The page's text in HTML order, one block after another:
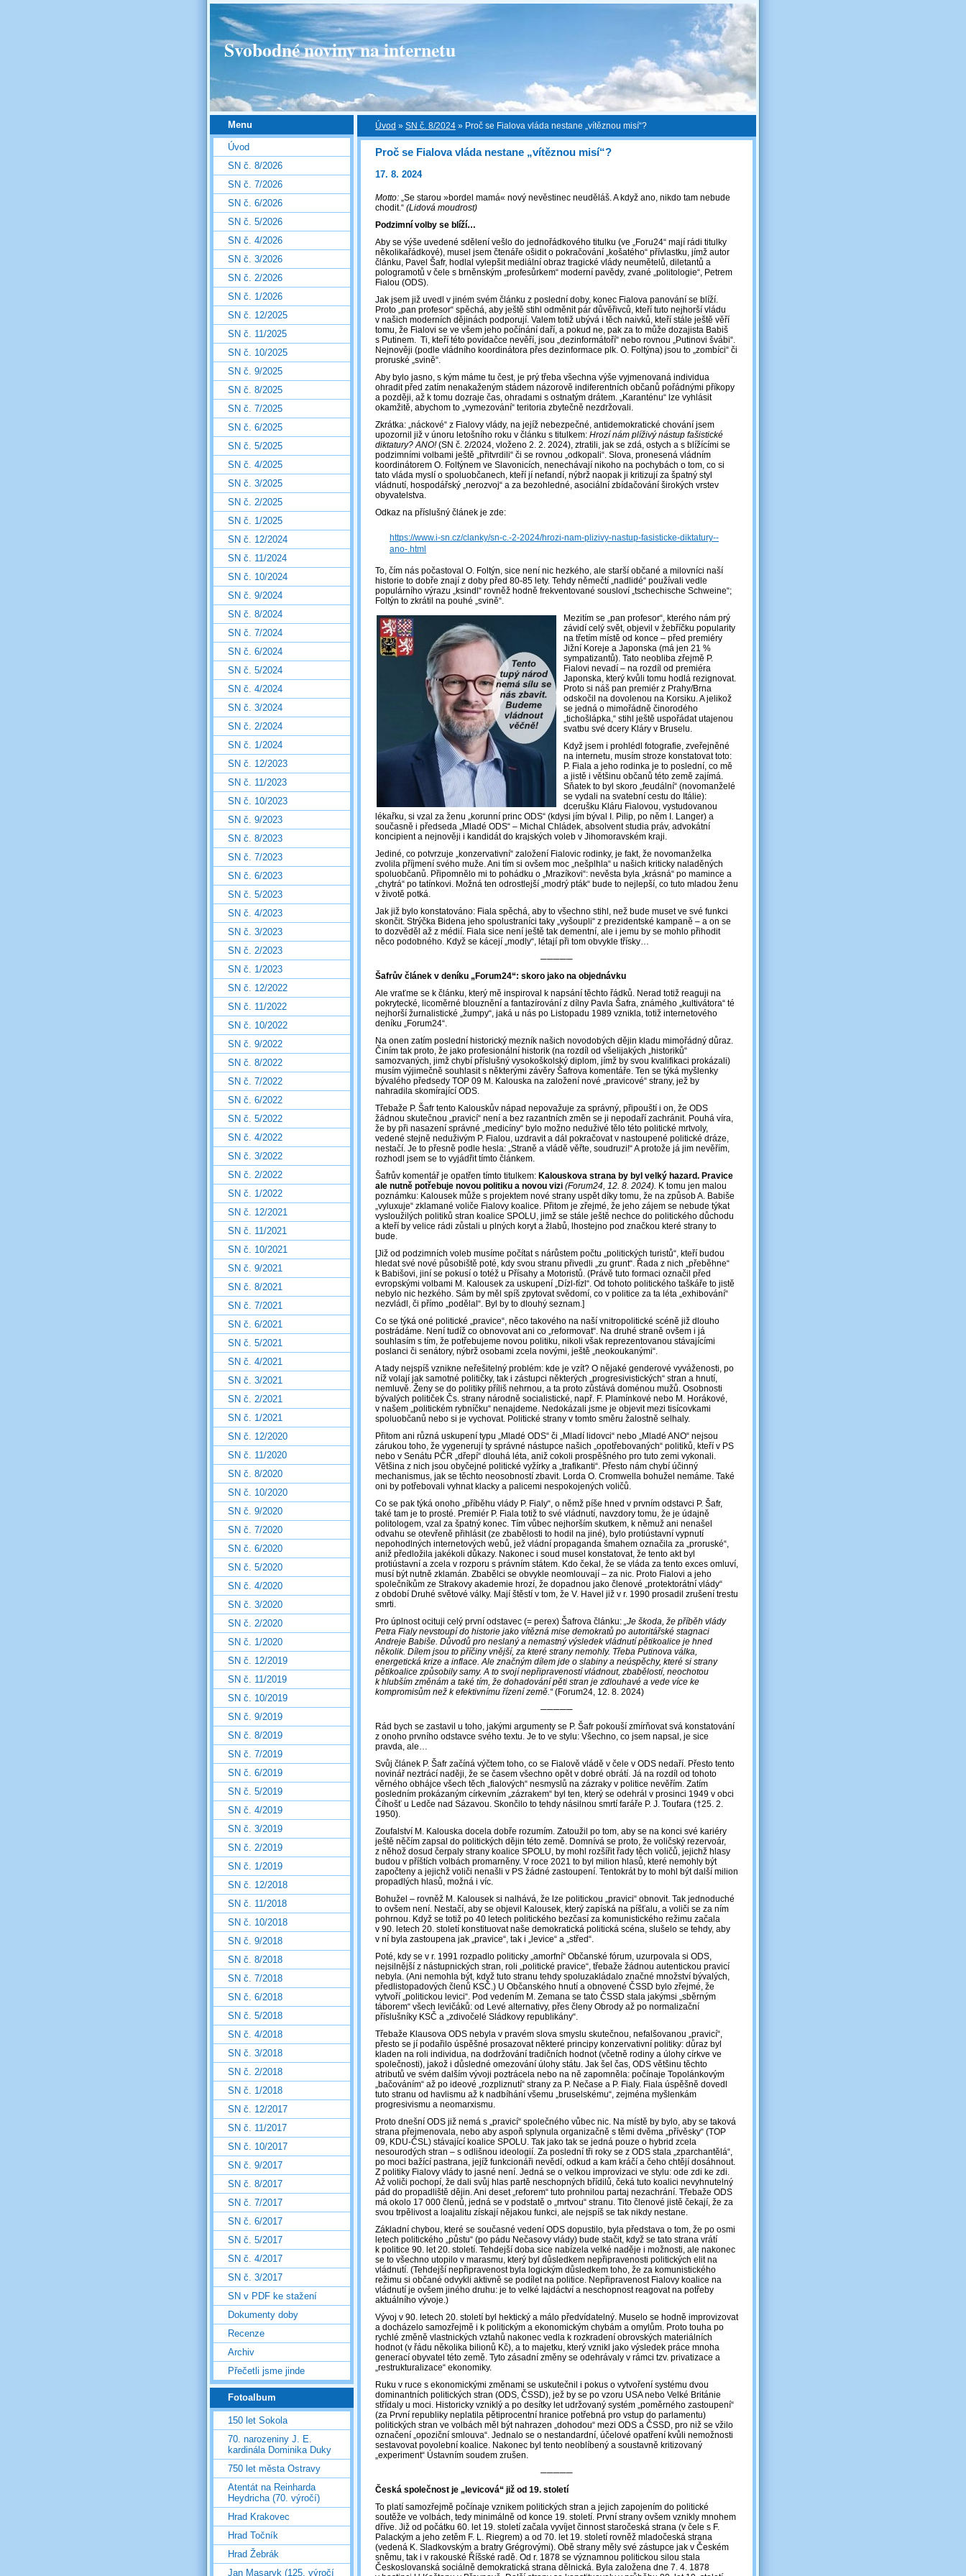
Svobodné noviny na internetu
Úvod » SN č. 8/2024 » Proč se Fialova vláda nestane „vítěznou misí“?
Proč se Fialova vláda nestane „vítěznou misí“?
17. 8. 2024
Motto: „Se starou »bordel mamá« nový nevěstinec neuděláš. A když ano, nikdo tam nebude
chodit.“ (Lidová moudrost)
Podzimní volby se blíží…
Aby se výše uvedené sdělení vešlo do jednořádkového titulku (ve „Foru24“ mají rádi titulky
několikařádkové), musel jsem čtenáře ošidit o pokračování „košatého“ přívlastku, jímž autor
článku, Pavel Šafr, hodlal vylepšit mediální obraz tragické vlády neumětelů, diletantů a
pologramotů v čele s brněnským „profesůrkem“ moderní pavědy, zvané „politologie“, Petrem
Fialou (ODS).
Jak jsem již uvedl v jiném svém článku z poslední doby, konec Fialova panování se blíží.
Proto „pan profesor“ spěchá, aby ještě stihl odměnit pár důvěřivců, kteří tuto nejhorší vládu
v našich moderních dějinách podporují. Valem totiž ubývá i těch naivků, kteří stále ještě věří
tomu, že Fialovi se ve všem jeho počínání daří, a pokud ne, pak za to může dozajista Babiš
s Putinem. Ti, kteří této povídačce nevěří, jsou „dezinformátoří“ nebo rovnou „Putinovi švábi“.
Nejnověji (podle vládního koordinátora přes dezinformace plk. O. Foltýna) jsou to „zombíci“ či
proruské „svině“.
Aby bylo jasno, s kým máme tu čest, je prý třeba všechna výše vyjmenovaná individua
ohradit před zatím nenakaženým stádem názorově indiferentních občanů pořádnými příkopy
a později, až k tomu dozraje čas, ohradami s ostnatým drátem. „Karanténu“ lze vyhlásit
okamžitě, abychom to „vymezování“ teritoria zbytečně nezdržovali.
Zkrátka: „náckové“ z Fialovy vlády, na jejíž nebezpečné, antidemokratické chování jsem
upozornil již v únoru letošního roku v článku s titulkem: Hrozí nám plíživý nástup fašistické
diktatury? ANO!(SN č. 2/2024, vloženo 2. 2. 2024), ztratili, jak se zdá, ostych a s blížícími se
podzimními volbami ještě „přitvrdili“ či se rovnou „odkopali“. Slova, pronesená vládním
koordinátorem O. Foltýnem ve Slavonicích, nenechávají nikoho na pochybách o tom, co si
tato vláda myslí o spoluobčanech, kteří jí nefandí, nýbrž naopak ji kritizují za špatný styl
vládnutí, hospodářský „nerozvoj“ a za bezohledné, asociální zbídačování širokých vrstev
obyvatelstva.
Odkaz na příslušný článek je zde:
https://www.i-sn.cz/clanky/sn-c.-2-2024/hrozi-nam-plizivy-nastup-fasisticke-diktatury--
ano-.html
To, čím nás počastoval O. Foltýn, sice není nic hezkého, ale starší občané a milovníci naší
historie to dobře znají z doby před 80-85 lety. Tehdy němečtí „nadlidé“ používali vedle
populárního výrazu „ksindl“ rovněž hodně frekventované sousloví „tschechische Schweine“;
Foltýn to zkrátil na pouhé „svině“.
Mezitím se „pan profesor“, kterého nám prý
závidí celý svět, objevil v žebříčku popularity
na třetím místě od konce – před premiéry
Jižní Koreje a Japonska (má jen 21 %
sympatizantů). Tato neobliba zřejmě P.
Fialovi nevadí – na rozdíl od premiéra
Japonska, který kvůli tomu hodlá rezignovat.
Proto si náš pan premiér z Prahy/Brna
odskočil na dovolenou na Korsiku. A jelikož
se jedná o mimořádně činorodého
„tichošlápka,“ stihl ještě uspořádat utajenou
svatbu své dcery Kláry v Bruselu.
Když jsem i prohlédl fotografie, zveřejněné
na internetu, musím stroze konstatovat toto:
P. Fiala a jeho rodinka je to poslední, co mě
a jistě i většinu občanů této země zajímá.
Sňatek to byl skoro „feudální“ (novomanželé
se vydali na svatební cestu do Itálie):
dcerušku Kláru Fialovou, vystudovanou
lékařku, si vzal za ženu „korunní princ ODS“ (kdysi jím býval I. Pilip, po něm I. Langer) a
současně i předseda „Mladé ODS“ – Michal Chládek, absolvent studia práv, advokátní
koncipient a nejnověji i kandidát do krajských voleb v Jihomoravském kraji.
Jediné, co potvrzuje „konzervativní“ založení Fialovic rodinky, je fakt, že novomanželka
zvolila příjmení svého muže. Ani tím si ovšem moc „nešplhla“ u našich kriticky naladěných
spoluobčanů. Připomnělo mi to pohádku o „Mrazíkovi“: nevěsta byla „krásná“ po mamince a
„chytrá“ po tatínkovi. Možná ten odrostlejší „modrý pták“ bude to nejlepší, co tuto mladou ženu
v životě potká.
Jak již bylo konstatováno: Fiala spěchá, aby to všechno stihl, než bude muset ve své funkci
skončit. Strýčka Bidena jeho spolustraníci taky „vyšoupli“ z prezidentské kampaně – a on se
to dozvěděl až z médií. Fiala sice není ještě tak dementní, ale i jemu by se mohlo přihodit
něco podobného. Když se kácejí „modly“, létají při tom obvykle třísky…
─────
Šafrův článek v deníku „Forum24“: skoro jako na objednávku
Ale vraťme se k článku, který mě inspiroval k napsání těchto řádků. Nerad totiž reaguji na
pokrytecké, licoměrné blouznění a fantazírování z dílny Pavla Šafra, známého „kultivátora“ té
nejhorší žurnalistické „žumpy“, jaká u nás po Listopadu 1989 vznikla, totiž internetového
deníku „Forum24“.
Na onen zatím poslední historický mezník našich novodobých dějin kladu mimořádný důraz.
Činím tak proto, že jako profesionální historik (na rozdíl od všelijakých „historiků“
samozvaných, jimž chybí příslušný vysokoškolský diplom, jímž by svou kvalifikaci prokázali)
musím výjimečně souhlasit s některými závěry Šafrova komentáře. Ten se týká myšlenky
bývalého předsedy TOP 09 M. Kalouska na založení nové „pravicové“ strany, jež by
nahradila skomírající ODS.
Třebaže P. Šafr tento Kalouskův nápad nepovažuje za správný, připouští i on, že ODS
žádnou skutečnou „pravicí“ není a bez razantních změn se ji nepodaří zachránit. Pouhá víra,
že by při nasazení správné „medicíny“ bylo možno neduživé tělo této politické mrtvoly,
vedené stejně neduživým P. Fialou, uzdravit a dál pokračovat v nastoupené politické dráze,
nestačí. Je to přesně podle hesla: „Straně a vládě věřte, soudruzi!“ A protože já jim nevěřím,
rozhodl jsem se to vyjádřit tímto článkem.
Šafrův komentář je opatřen tímto titulkem: Kalouskova strana by byl velký hazard. Pravice
ale nutně potřebuje novou politiku a novou vizi (Forum24, 12. 8. 2024). K tomu jen malou
poznámku: Kalousek může s projektem nové strany uspět díky tomu, že na způsob A. Babiše
„vyluxuje“ zklamané voliče Fialovy koalice. Přitom je zřejmé, že jeho zájem se nebude týkat
vysloužilých politiků stran koalice SPOLU, jimž se stále ještě nechce do politického důchodu
a kteří by velice rádi zůstali u plných koryt a žlabů, lhostejno pod značkou které strany to
bude.
[Již od podzimních voleb musíme počítat s nárůstem počtu „politických turistů“, kteří budou
hledat své nové působiště poté, kdy svou stranu přivedli „zu grunt“. Řada z nich „přeběhne“
k Babišovi, jiní se pokusí o totéž u Přísahy a Motoristů. (Právě tuto formaci označil před
evropskými volbami M. Kalousek za uskupení „Dízl-fízl“. Od tohoto politického taškáře to jistě
nebylo nic hezkého. Sám by měl spíš zpytovat svědomí, co v politice za ta léta „exhibování“
nezvládl, či přímo „podělal“. Byl by to dlouhý seznam.]
Co se týká oné politické „pravice“, něco takového na naší vnitropolitické scéně již dlouho
postrádáme. Není tudíž co obnovovat ani co „reformovat“. Na druhé straně ovšem i já
souhlasím s tím, že potřebujeme novou politiku, nikoli však reprezentovanou stávajícími
poslanci či senátory, nýbrž osobami zcela novými, ještě „neokoukanými“.
A tady nejspíš vznikne neřešitelný problém: kde je vzít? O nějaké genderové vyváženosti, po
níž volají jak samotné političky, tak i zástupci některých „progresivistických“ stran a hnutí,
nemluvě. Ženy se do politiky příliš nehrnou, a ta proto zůstává doménou mužů. Osobnosti
bývalých političek Čs. strany národně socialistické, např. F. Plamínkové nebo M. Horákové,
v našem „politickém rybníčku“ nenajdeme. Nedokázali jsme je objevit mezi tisícovkami
spoluobčanů nebo si je vychovat. Politické strany v tomto směru žalostně selhaly.
Přitom ani různá uskupení typu „Mladé ODS“ či „Mladí lidovci“ nebo „Mladé ANO“ nejsou
zárukou toho, že vygenerují ty správné nástupce našich „opotřebovaných“ politiků, kteří v PS
nebo v Senátu PČR „dřepí“ dlouhá léta, aniž cokoli prospěšného pro tuto zemi vykonali.
Většina z nich jsou obyčejné politické vyžírky a „trafikanti“. Přesto nám chybí účinný
mechanismus, jak se těchto neosobností zbavit. Lorda O. Cromwella bohužel nemáme. Také
oni by potřebovali vyhnat klacky a palicemi nespokojených voličů.
Co se pak týká onoho „příběhu vlády P. Fialy“, o němž píše hned v prvním odstavci P. Šafr,
také tam je to prosté. Premiér P. Fiala totiž to své vládnutí, navzdory tomu, že je údajně
politologem, vzal za špatný konec. Tím vůbec nejhorším skutkem, k němuž ani nenašel
odvahu se otevřeně přihlásit (ze zbabělosti to hodil na jiné), bylo protiústavní vypnutí
nepohodlných internetových webů, jež vládní propaganda šmahem označila za „proruské“,
aniž předložila jakékoli důkazy. Nakonec i soud musel konstatovat, že tento akt byl
protiústavní a zcela v rozporu s právním státem. Kdo čekal, že se vláda za tento exces omluví,
musí být nutně zklamán. Zbabělci se obvykle neomlouvají – za nic. Proto Fialovi a jeho
společníkům ze Strakovy akademie hrozí, že dopadnou jako členové „protektorátní vlády“
z období Druhé světové války. Mají štěstí v tom, že V. Havel již v r. 1990 prosadil zrušení trestu
smrti.
Pro úplnost ocituji celý první odstavec (= perex) Šafrova článku: „Je škoda, že příběh vlády
Petra Fialy nevstoupí do historie jako vítězná mise demokratů po autoritářské stagnaci
Andreje Babiše. Důvodů pro neslaný a nemastný výsledek vládnutí pětikoalice je hned
několik. Dílem jsou to příčiny vnější, za které strany nemohly. Třeba Putinova válka,
energetická krize a inflace. Ale značným dílem jde o slabiny a neúspěchy, které si strany
pětikoalice způsobily samy. A to svojí nepřipraveností vládnout, zbabělostí, neochotou
k hlubším změnám a také tím, že dohadování pěti stran je zdlouhavé a vede více ke
kompromisům než k efektivnímu řízení země.“(Forum24, 12. 8. 2024)
─────
Rád bych se zastavil u toho, jakými argumenty se P. Šafr pokouší zmírňovat svá konstatování
z onoho prvního odstavce svého textu. Je to ve stylu: Všechno, co jsem napsal, je sice
pravda, ale…
Svůj článek P. Šafr začíná výčtem toho, co se Fialově vládě v čele v ODS nedaří. Přesto tento
novinář neztrácí naději, že se časem všechno opět v dobré obrátí. Já na rozdíl od tohoto
věrného obhájce všech těch „fialových“ nesmyslů na zázraky v politice nevěřím. Zatím
posledním prokázaným církevním „zázrakem“ byl ten, který se odehrál v prosinci 1949 v obci
Číhošť u Ledče nad Sázavou. Skončilo to tehdy násilnou smrtí faráře P. J. Toufara (†25. 2.
1950).
Zoufalství M. Kalouska docela dobře rozumím. Zatoužil po tom, aby se na konci své kariéry
ještě něčím zapsal do politických dějin této země. Domnívá se proto, že voličský rezervoár,
z něhož dosud čerpaly strany koalice SPOLU, by mohl rozšířit řady těch voličů, jejichž hlasy
budou v příštích volbách promarněny. V roce 2021 to byl milion hlasů, které nemohly být
započteny a jejichž voliči nenašli v PS žádné zastoupení. Tentokrát by to mohl být další milion
propadlých hlasů, možná i víc.
Bohužel – rovněž M. Kalousek si nalhává, že lze politickou „pravici“ obnovit. Tak jednoduché
to ovšem není. Nestačí, aby se objevil Kalousek, který zapíská na píšťalu, a voliči se za ním
pohrnou. Když se totiž po 40 letech politického bezčasí za komunistického režimu začala
v 90. letech 20. století konstituovat naše demokratická politická scéna, slušelo se tehdy, aby
v ní byla zastoupena jak „pravice“, tak i „levice“ a „střed“.
Poté, kdy se v r. 1991 rozpadlo politicky „amorfní“ Občanské fórum, uzurpovala si ODS,
nejsilnější z nástupnických stran, roli „politické pravice“, třebaže žádnou autentickou pravicí
nebyla. (Ani nemohla být, když tuto stranu tehdy spoluzakládalo značné množství bývalých,
předlistopadových členů KSČ.) U Občanského hnutí a obnovené ČSSD bylo zřejmé, že
vytvoří „politickou levici“. Pod vedením M. Zemana se tato ČSSD stala jakýmsi „sběrným
táborem“ všech levičáků: od Levé alternativy, přes členy Obrody až po normalizační
příslušníky KSČ a „zdivočelé Sládkovy republikány“.
Třebaže Klausova ODS nebyla v pravém slova smyslu skutečnou, nefalšovanou „pravicí“,
přesto se jí podařilo úspěšné prosazovat některé principy konzervativní politiky: důraz byl
kladen na roli individua, na dodržování tradičních hodnot (včetně rodiny a úlohy církve ve
společnosti), jakož i důsledné omezování úlohy státu. Jak šel čas, ODS většinu těchto
atributů ve svém dalším vývoji poztrácela nebo na ně zapomněla: počínaje Topolánkovým
„bačováním“ až po ideové „rozpliznutí“ strany za P. Nečase a P. Fialy. Fiala úspěšně dovedl
tuto stranu od havlismu až k nadbíhání všemu „bruselskému“, zejména myšlenkám
progresivismu a neomarxismu.
Proto dnešní ODS již nemá s „pravicí“ společného vůbec nic. Na místě by bylo, aby se taková
strana přejmenovala, nebo aby aspoň splynula organizačně s těmi dvěma „přívěsky“ (TOP
09, KDU-ČSL) stávající koalice SPOLU. Tak jako tak se jedná pouze o hybrid zcela
nesourodých stran – s odlišnou ideologií. Za poslední tři roky se z ODS stala „zparchantělá“,
po moci bažící pastrana, jejíž funkcionáři nevědí, odkud a kam kráčí a čeho chtějí dosáhnout.
Z politiky Fialovy vlády to jasné není. Jedná se o velkou improvizaci ve stylu: ode zdi ke zdi.
Až voliči pochopí, že dali svůj hlas partě neschopných břídilů, čeká tuto koalici nevyhnutelný
pád do propadliště dějin. Ani deset „reforem“ tuto prohnilou partaj nezachrání. Třebaže ODS
má okolo 17 000 členů, jedná se v podstatě o „mrtvou“ stranu. Tito členové jistě čekají, že za
svou trpělivost a loajalitu získají nějakou funkci, ale nejspíš se tak nikdy nestane.
Základní chybou, které se současné vedení ODS dopustilo, byla představa o tom, že po osmi
letech politického „půstu“ (po pádu Nečasovy vlády) bude stačit, když se tato strana vrátí
k politice 90. let 20. století. Tehdejší doba sice nabízela velké naděje i možnosti, ale nakonec
se to všechno utopilo v marasmu, který byl důsledkem nepřipravenosti politických elit na
vládnutí. (Tehdejší nepřipravenost byla logickým důsledkem toho, že za komunistického
režimu si občané odvykli aktivně se podílet na politice. Nepřipravenost Fialovy koalice na
vládnutí je ovšem jiného druhu: je to velké lajdáctví a neschopnost reagovat na potřeby
aktuálního vývoje.)
Vývoj v 90. letech 20. století byl hektický a málo předvídatelný. Muselo se hodně improvizovat
a docházelo samozřejmě i k politickým a ekonomickým chybám a omylům. Proto touha po
rychlé změně vlastnických vztahů nakonec vedla k rozkradení obrovských materiálních
hodnot (v řádu několika bilionů Kč), a to majetku, který vznikl jako výsledek práce mnoha
generací obyvatel této země. Tyto zásadní změny se odehrávaly v rámci tzv. privatizace a
„restrukturalizace“ ekonomiky.
Ruku v ruce s ekonomickými změnami se uskutečnil i pokus o vytvoření systému dvou
dominantních politických stran (ODS, ČSSD), jež by se po vzoru USA nebo Velké Británie
střídaly u moci. Historicky vzniklý a po desítky let udržovaný systém „poměrného zastoupení“
(za První republiky neplatila pětiprocentní hranice potřebná pro vstup do parlamentu)
politických stran ve volbách měl být nahrazen „dohodou“ mezi ODS a ČSSD, pro niž se vžilo
označení „opoziční smlouva“. Jednalo se o nestandardní, účelové opatření kvůli nemožnosti
sestavovat povolební koalice. Nakonec byl tento neoblíbený a soustavně kritizovaný
„experiment“ Ústavním soudem zrušen.
─────
Česká společnost je „levicová“ již od 19. století
To platí samozřejmě počínaje vznikem politických stran a jejich zapojením do politické
soutěže ve volbách, tedy minimálně od konce 19. století. První strany ovšem vznikly mnohem
dříve. Již od počátku 60. let 19. století začala vyvíjet činnost staročeská strana (v čele s F.
Palackým a jeho zetěm F. L. Riegrem) a od 70. let 19. století rovněž mladočeská strana
(vedená K. Sladkovským a bratry Grégrovými). Obě strany měly své zástupce jak v Českém
sněmu, tak i v rakouské Říšské radě. Od r. 1878 se významnou politickou silou stala
Českoslovanská sociálně demokratická strana dělnická. Byla založena dne 7. 4. 1878
Menu
Úvod
SN č. 8/2026
SN č. 7/2026
SN č. 6/2026
SN č. 5/2026
SN č. 4/2026
SN č. 3/2026
SN č. 2/2026
SN č. 1/2026
SN č. 12/2025
SN č. 11/2025
SN č. 10/2025
SN č. 9/2025
SN č. 8/2025
SN č. 7/2025
SN č. 6/2025
SN č. 5/2025
SN č. 4/2025
SN č. 3/2025
SN č. 2/2025
SN č. 1/2025
SN č. 12/2024
SN č. 11/2024
SN č. 10/2024
SN č. 9/2024
SN č. 8/2024
SN č. 7/2024
SN č. 6/2024
SN č. 5/2024
SN č. 4/2024
SN č. 3/2024
SN č. 2/2024
SN č. 1/2024
SN č. 12/2023
SN č. 11/2023
SN č. 10/2023
SN č. 9/2023
SN č. 8/2023
SN č. 7/2023
SN č. 6/2023
SN č. 5/2023
SN č. 4/2023
SN č. 3/2023
SN č. 2/2023
SN č. 1/2023
SN č. 12/2022
SN č. 11/2022
SN č. 10/2022
SN č. 9/2022
SN č. 8/2022
SN č. 7/2022
SN č. 6/2022
SN č. 5/2022
SN č. 4/2022
SN č. 3/2022
SN č. 2/2022
SN č. 1/2022
SN č. 12/2021
SN č. 11/2021
SN č. 10/2021
SN č. 9/2021
SN č. 8/2021
SN č. 7/2021
SN č. 6/2021
SN č. 5/2021
SN č. 4/2021
SN č. 3/2021
SN č. 2/2021
SN č. 1/2021
SN č. 12/2020
SN č. 11/2020
SN č. 8/2020
SN č. 10/2020
SN č. 9/2020
SN č. 7/2020
SN č. 6/2020
SN č. 5/2020
SN č. 4/2020
SN č. 3/2020
SN č. 2/2020
SN č. 1/2020
SN č. 12/2019
SN č. 11/2019
SN č. 10/2019
SN č. 9/2019
SN č. 8/2019
SN č. 7/2019
SN č. 6/2019
SN č. 5/2019
SN č. 4/2019
SN č. 3/2019
SN č. 2/2019
SN č. 1/2019
SN č. 12/2018
SN č. 11/2018
SN č. 10/2018
SN č. 9/2018
SN č. 8/2018
SN č. 7/2018
SN č. 6/2018
SN č. 5/2018
SN č. 4/2018
SN č. 3/2018
SN č. 2/2018
SN č. 1/2018
SN č. 12/2017
SN č. 11/2017
SN č. 10/2017
SN č. 9/2017
SN č. 8/2017
SN č. 7/2017
SN č. 6/2017
SN č. 5/2017
SN č. 4/2017
SN č. 3/2017
SN v PDF ke stažení
Dokumenty doby
Recenze
Archiv
Přečetli jsme jinde
Fotoalbum
150 let Sokola
70. narozeniny J. E.
kardinála Dominika Duky
750 let města Ostravy
Atentát na Reinharda
Heydricha (70. výročí)
Hrad Krakovec
Hrad Točník
Hrad Žebrák
Jan Masaryk (125. výročí